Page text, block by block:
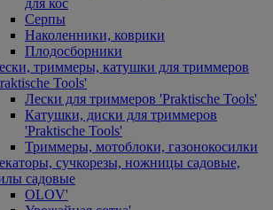
для кос
Серпы
Наколенники, коврики
Плодосборники
триммеры, катушки для триммеров
Tools'
Лески для триммеров 'Praktische Tools'
Катушки, диски для триммеров
'Praktische Tools'
Триммеры, мотоблоки, газонокосилки
сучкорезы, ножницы садовые,
садовые
OLOV'